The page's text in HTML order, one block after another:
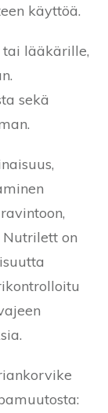
käyttöä.
lääkärille,
sekä
Nutrilett on